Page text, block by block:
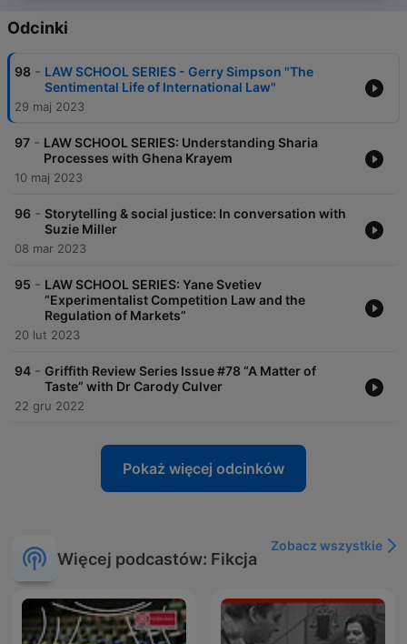
Odcinki
98 - LAW SCHOOL SERIES - Gerry Simpson "The
Sentimental Life of International Law"
29 maj 2023
97 - LAW SCHOOL SERIES: Understanding Sharia
Processes with Ghena Krayem
10 maj 2023
96 - Storytelling & social justice: In conversation with
Suzie Miller
08 mar 2023
95 - LAW SCHOOL SERIES: Yane Svetiev
“Experimentalist Competition Law and the
Regulation of Markets”
20 lut 2023
94 - Griffith Review Series Issue #78 “A Matter of
Taste” with Dr Carody Culver
22 gru 2022
Pokaż więcej odcinków
Więcej podcastów: Fikcja
Zobacz wszystkie